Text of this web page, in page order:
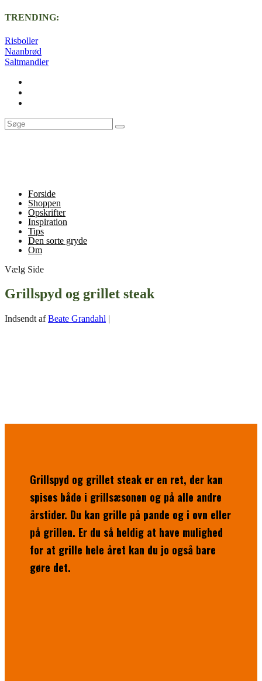
TRENDING:
Risboller
Naanbrød
Saltmandler
Forside
Shoppen
Opskrifter
Inspiration
Tips
Den sorte gryde
Om
Vælg Side
Grillspyd og grillet steak
Indsendt afBeate Grandahl |
Grillspyd og grillet steak er en ret, der kan
spises både i grillsæsonen og på alle andre
årstider. Du kan grille på pande og i ovn eller
på grillen. Er du så heldig at have mulighed
for at grille hele året kan du jo også bare
gøre det.